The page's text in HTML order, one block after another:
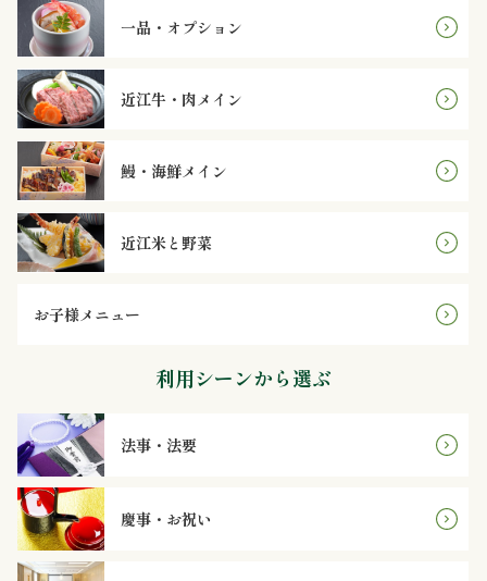
理
オ
ー
ド
ブ
ル
寿
一
品・
オ
プ
一品・オプション
近江牛・肉メイン
鰻・海鮮メイン
近江米と野菜
お子様メニュー
利用シーンから選ぶ
法事・法要
慶事・お祝い